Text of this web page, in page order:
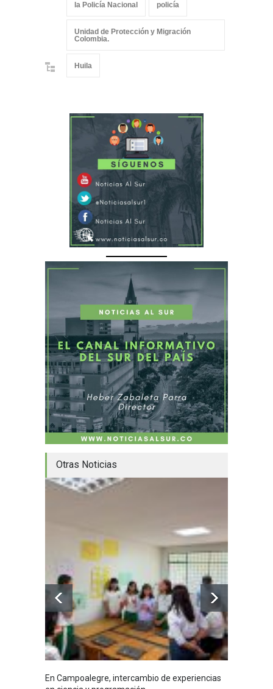
la Policía Nacional policía
Unidad de Protección y Migración
Colombia.
Huila
Otras Noticias
En Campoalegre, intercambio de experiencias